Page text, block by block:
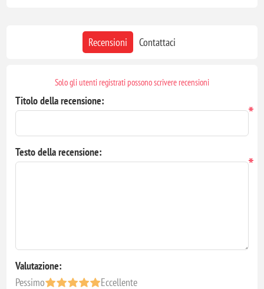
Recensioni Contattaci
Solo gli utenti registrati possono scrivere recensioni
Titolo della recensione:
*
Testo della recensione:
*
Valutazione:
Pessimo
Eccellente